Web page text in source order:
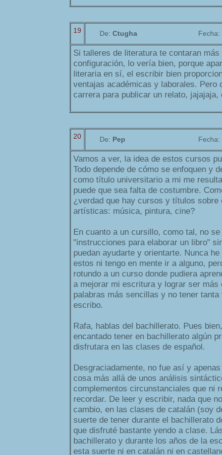
19 De: Ctugha Fecha:
Si talleres de literatura te contaran
configuración, lo vería bien, porque
literaria en sí, el escribir bien
ventajas académicas y laborales. Pero
carrera para publicar un relato, jajajaja,
20 De: Pep Fecha:
Vamos a ver, la idea de estos cursos
Todo depende de cómo se enfoquen y
como título universitario a mi me
puede que sea falta de costumbre.
¿verdad que hay cursos y títulos sobre
artísticas: música, pintura, cine?
En cuanto a un cursillo, como tal, no
"instrucciones para elaborar un libro"
puedan ayudarte y orientarte. Nunca
estos ni tengo en mente ir a alguno,
rotundo a un curso donde pudiera
a mejorar mi escritura y lograr ser más
palabras más sencillas y no tener tanta
escribo.
Rafa, hablas del bachillerato. Pues
encantado tener en bachillerato algún
disfrutara en las clases de español.
Desgraciadamente, no fue así y
cosa más allá de unos análisis
complementos circunstanciales que ni
recordar. De leer y escribir, nada que
cambio, en las clases de catalán (soy
suerte de tener durante el bachillerato
que disfruté bastante yendo a clase.
bachillerato y durante los años de la
esta suerte ni en catalán ni en